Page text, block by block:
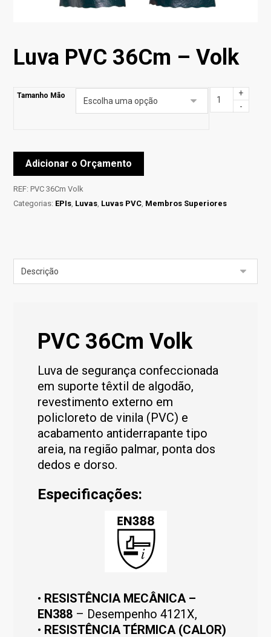
Luva PVC 36Cm – Volk
Tamanho Mão
+
-
Adicionar o Orçamento
REF:PVC 36Cm Volk
Categorias: EPIs, Luvas, Luvas PVC, Membros Superiores
PVC 36Cm Volk
Luva de segurança confeccionada
em suporte têxtil de algodão,
revestimento externo em
policloreto de vinila (PVC) e
acabamento antiderrapante tipo
areia, na região palmar, ponta dos
dedos e dorso.
Especificações:
• RESISTÊNCIA MECÂNICA –
EN388 – Desempenho 4121X,
• RESISTÊNCIA TÉRMICA (CALOR)